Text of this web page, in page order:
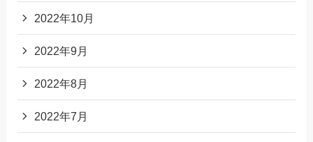
2022年10月
2022年9月
2022年8月
2022年7月